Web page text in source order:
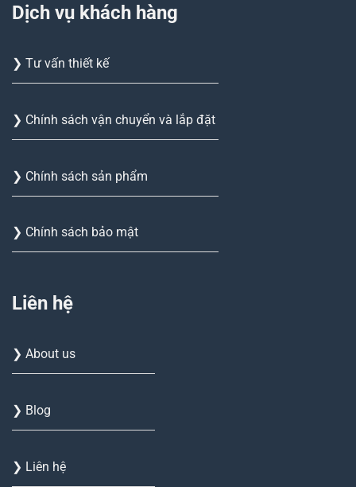
Dịch vụ khách hàng
❯ Tư vấn thiết kế
❯ Chính sách vận chuyển và lắp đặt
❯ Chính sách sản phẩm
❯ Chính sách bảo mật
Liên hệ
❯ About us
❯ Blog
❯ Liên hệ